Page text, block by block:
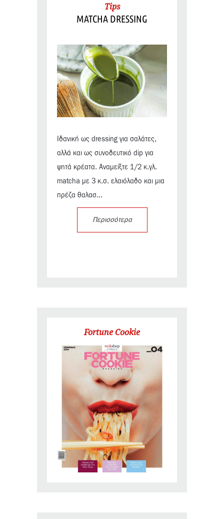
Tips
MATCHA DRESSING
Ιδανική ως dressing για σαλάτες,
αλλά και ως συνοδευτικό dip για
ψητά κρέατα. Αναμείξτε 1/2 κ.γλ.
matcha με 3 κ.σ. ελαιόλαδο και μια
πρέζα θαλασ...
Περισσότερα
Fortune Cookie